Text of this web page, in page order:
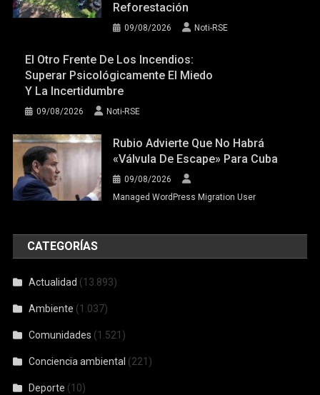
Reforestación
09/08/2026 Noti-RSE
El Otro Frente De Los Incendios:
Superar Psicológicamente El Miedo
Y La Incertidumbre
09/08/2026 Noti-RSE
Rubio Advierte Que No Habrá
«válvula De Escape» Para Cuba
09/08/2026
Managed WordPress Migration User
CATEGORÍAS
Actualidad (13.893)
Ambiente (1.037)
Comunidades (1.521)
Conciencia ambiental (221)
Deporte (10)